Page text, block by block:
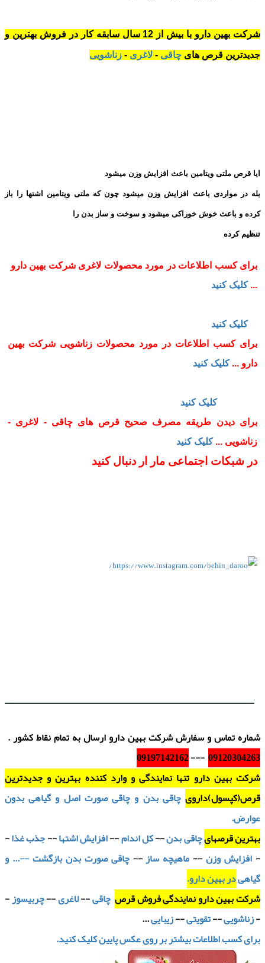
شرکت بهین دارو با بیش از 12 سال سابقه کار در فروش بهترین و
جدیدترین قرص های چاقی - لاغری - زناشویی
ایا قرص ملتی ویتامین باعث افزایش وزن میشود
بله در مواردی باعث افزایش وزن میشود چون که ملتی ویتامین اشتها را باز
کرده و باعث خوش خوراکی میشود و سوخت و ساز بدن را
تنظیم کرده
برای کسب اطلاعات در مورد محصولات لاغری شرکت بهین دارو
...کلیک کنید
...کلیک کنید
برای کسب اطلاعات در مورد محصولات زناشویی شرکت بهین
دارو ...کلیک کنید
فرمایید ...کلیک کنید
برای دیدن طریقه مصرف صحیح قرص های چاقی - لاغری -
زناشویی ...کلیک کنید
در شبکات اجتماعی مار ار دنبال کنید
شماره تماس و سفارش شرکت بهین دارو ارسال به تمام نقاط کشور .
09120304263
---
09197142162
شرکت بهین دارو تنها نمایندگی و وارد کننده بهترین و جدیدترین
قرص(کپسول)داروی چاقی بدن و چاقی صورت اصل و گیاهی بدون
عوارض.
بهترین قرصهایچاقی بدن--کل اندام--افزایش اشتها--جذب غذا-
- افزایش وزن-- ماهیچه ساز--چاقی صورت بدن بازگشت --... و
گیاهیدر بهین دارو.
شرکت بهین دارو نمایندگی فروش قرص چاقی--لاغری--چربیسوز-
-زناشویی--تقویتی--زیبایی...
برای کسب اطلاعات بیشتر بر روی عکس پایین کلیک کنید.